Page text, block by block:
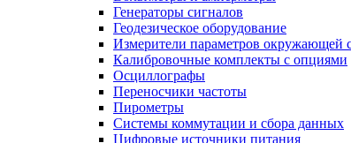
Генераторы сигналов
Геодезическое оборудование
Измерители параметров окружающей
Калибровочные комплекты с опциями
Осциллографы
Переносчики частоты
Пирометры
Системы коммутации и сбора данных
Цифровые источники питания